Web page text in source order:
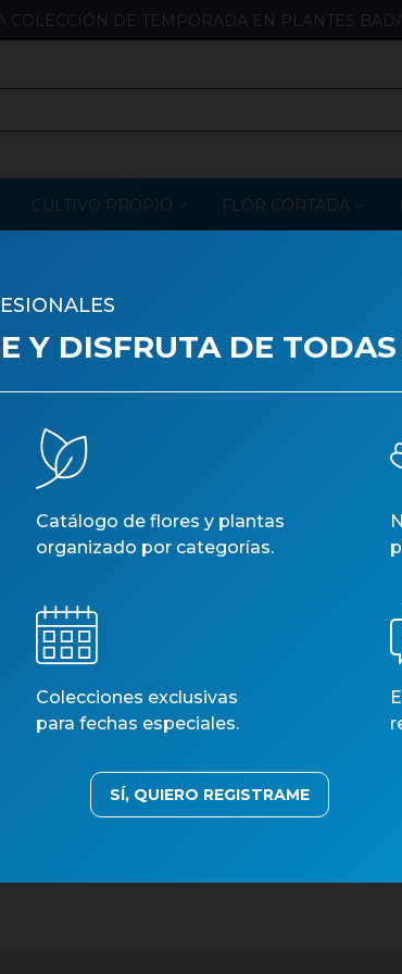
COLECCIÓN DE TEMPORADA EN PLANTES
CULTIVO PROPIO FLOR CORTADA
BOBINA
Y DISFRUTA DE
Catálogo de flores y plantas
organizado por categorías.
Colecciones exclusivas
para fechas especiales.
SÍ, QUIERO REGISTRAME